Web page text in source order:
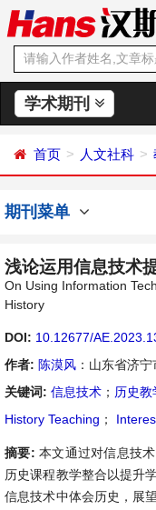
学术期刊
首页 人文社科
期刊菜单
浅论运用信息技术
On Using Information
History
DOI: 10.12677/
作者: 陈漠风 ：山东省济
关键词: 信息技术 ； 历史教
History Teaching ；
摘要: 本文通过对信息技
历史课程教学整合以提升
信息技术中体会历史，展